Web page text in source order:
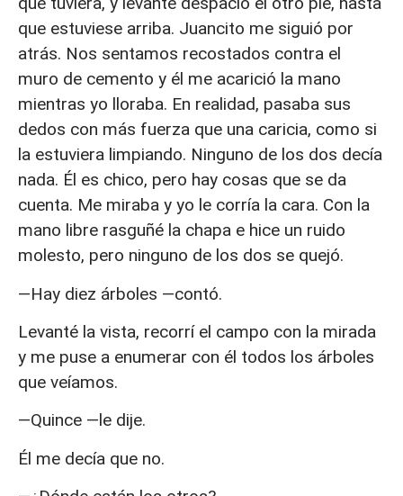
que estuviese arriba. Juancito me siguió por
atrás. Nos sentamos recostados contra el
muro de cemento y él me acarició la mano
mientras yo lloraba. En realidad, pasaba sus
dedos con más fuerza que una caricia, como si
la estuviera limpiando. Ninguno de los dos decía
nada. Él es chico, pero hay cosas que se da
cuenta. Me miraba y yo le corría la cara. Con la
mano libre rasguñé la chapa e hice un ruido
molesto, pero ninguno de los dos se quejó.
—Hay diez árboles —contó.
Levanté la vista, recorrí el campo con la mirada
y me puse a enumerar con él todos los árboles
que veíamos.
—Quince —le dije.
Él me decía que no.